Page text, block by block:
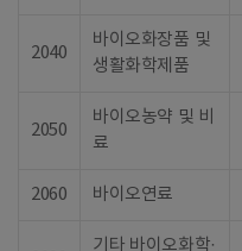
2040
바이오화장품 및
생활화학제품
2050
바이오농약 및 비
료
2060 바이오연료
기타 바이오화학·